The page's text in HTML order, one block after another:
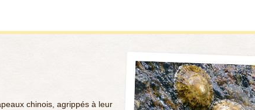
chinois, agrippés à leur